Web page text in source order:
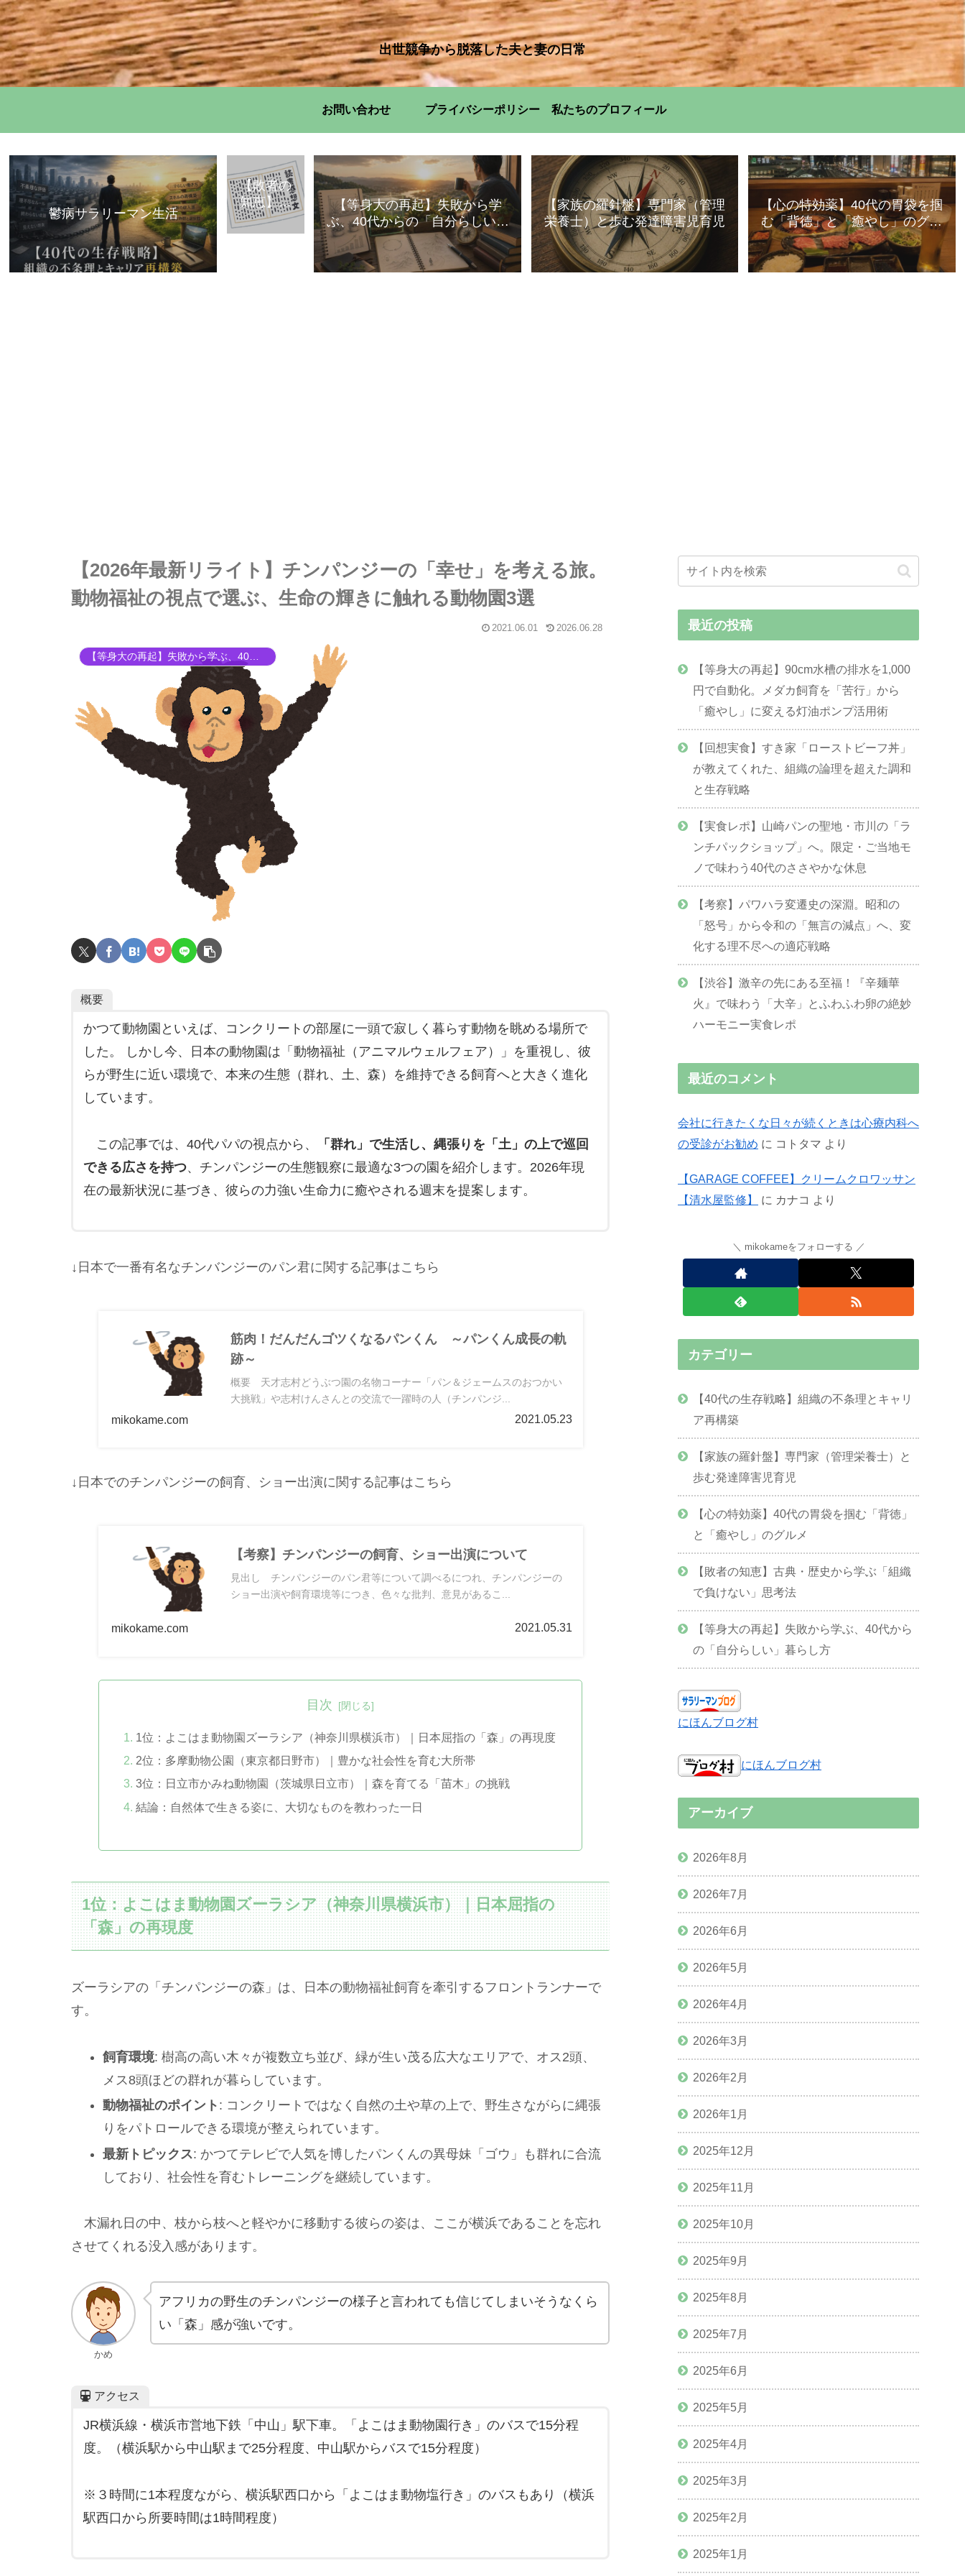
出世競争から脱落した夫と妻の日常
お問い合わせ プライバシーポリシー 私たちのプロフィール
鬱病サラリーマン生活
【敗者の
知恵】古
典・歴史
から学ぶ
【等身大の再起】失敗から学
ぶ、40代からの「自分らしい」
暮らし方
【家族の羅針盤】専門家（管理
栄養士）と歩む発達障害児育児
【心の特効薬】40代の胃袋を掴
む「背徳」と「癒やし」のグル
メ
【2026年最新リライト】チンパンジーの「幸せ」を考える旅。
動物福祉の視点で選ぶ、生命の輝きに触れる動物園3選
2021.06.01 2026.06.28
概要
かつて動物園といえば、コンクリートの部屋に一頭で寂しく暮らす動物を眺める場所で
した。 しかし今、日本の動物園は「動物福祉（アニマルウェルフェア）」を重視し、彼
らが野生に近い環境で、本来の生態（群れ、土、森）を維持できる飼育へと大きく進化
しています。
この記事では、40代パパの視点から、
「群れ」で生活し、縄張りを「土」の上で巡回
できる広さを持つ、チンパンジーの生態観察に最適な3つの園を紹介します。2026年現
在の最新状況に基づき、彼らの力強い生命力に癒やされる週末を提案します。
↓日本で一番有名なチンバンジーのパン君に関する記事はこちら
筋肉！だんだんゴツくなるパンくん ～パンくん成長の軌
跡～
概要 天才志村どうぶつ園の名物コーナー「パン＆ジェームスのおつかい
大挑戦」や志村けんさんとの交流で一躍時の人（チンパンジ...
mikokame.com 2021.05.23
↓日本でのチンパンジーの飼育、ショー出演に関する記事はこちら
【考察】チンパンジーの飼育、ショー出演について
見出し チンパンジーのパン君等について調べるにつれ、チンパンジーの
ショー出演や飼育環境等につき、色々な批判、意見があるこ...
mikokame.com 2021.05.31
目次
1位：よこはま動物園ズーラシア（神奈川県横浜市）｜日本屈指の「森」の再現度
2位：多摩動物公園（東京都日野市）｜豊かな社会性を育む大所帯
3位：日立市かみね動物園（茨城県日立市）｜森を育てる「苗木」の挑戦
結論：自然体で生きる姿に、大切なものを教わった一日
1位：よこはま動物園ズーラシア（神奈川県横浜市）｜日本屈指の
「森」の再現度
ズーラシアの「チンパンジーの森」は、日本の動物福祉飼育を牽引するフロントランナーで
す。
飼育環境: 樹高の高い木々が複数立ち並び、緑が生い茂る広大なエリアで、オス2頭、
メス8頭ほどの群れが暮らしています。
動物福祉のポイント : コンクリートではなく自然の土や草の上で、野生さながらに縄張
りをパトロールできる環境が整えられています。
最新トピックス: かつてテレビで人気を博したパンくんの異母妹「ゴウ」も群れに合流
しており、社会性を育むトレーニングを継続しています。
木漏れ日の中、枝から枝へと軽やかに移動する彼らの姿は、ここが横浜であることを忘れ
させてくれる没入感があります。
かめ
アフリカの野生のチンパンジーの様子と言われても信じてしまいそうなくら
い「森」感が強いです。
アクセス
JR横浜線・横浜市営地下鉄「中山」駅下車。「よこはま動物園行き」のバスで15分程
度。（横浜駅から中山駅まで25分程度、中山駅からバスで15分程度）
※３時間に1本程度ながら、横浜駅西口から「よこはま動物塩行き」のバスもあり（横浜
駅西口から所要時間は1時間程度）
最近の投稿
【等身大の再起】90cm水槽の排水を1,000
円で自動化。メダカ飼育を「苦行」から
「癒やし」に変える灯油ポンプ活用術
【回想実食】すき家「ローストビーフ丼」
が教えてくれた、組織の論理を超えた調和
と生存戦略
【実食レポ】山崎パンの聖地・市川の「ラ
ンチパックショップ」へ。限定・ご当地モ
ノで味わう40代のささやかな休息
【考察】パワハラ変遷史の深淵。昭和の
「怒号」から令和の「無言の減点」へ、変
化する理不尽への適応戦略
【渋谷】激辛の先にある至福！『辛麺華
火』で味わう「大辛」とふわふわ卵の絶妙
ハーモニー実食レポ
最近のコメント
会社に行きたくな日々が続くときは心療内科へ
の受診がお勧め に コトタマ より
【GARAGE COFFEE】クリームクロワッサン
【清水屋監修】
に カナコ より
mikokameをフォローする
カテゴリー
【40代の生存戦略】組織の不条理とキャリ
ア再構築
【家族の羅針盤】専門家（管理栄養士）と
歩む発達障害児育児
【心の特効薬】40代の胃袋を掴む「背徳」
と「癒やし」のグルメ
【敗者の知恵】古典・歴史から学ぶ「組織
で負けない」思考法
【等身大の再起】失敗から学ぶ、40代から
の「自分らしい」暮らし方
にほんブログ村
にほんブログ村
アーカイブ
2026年8月
2026年7月
2026年6月
2026年5月
2026年4月
2026年3月
2026年2月
2026年1月
2025年12月
2025年11月
2025年10月
2025年9月
2025年8月
2025年7月
2025年6月
2025年5月
2025年4月
2025年3月
2025年2月
2025年1月